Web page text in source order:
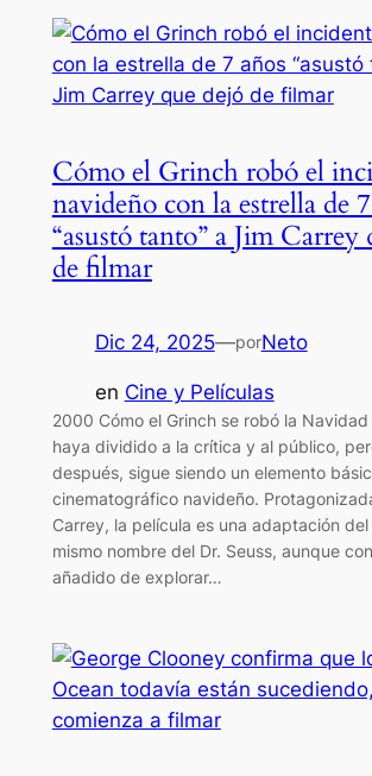
Cómo el Grinch robó el
navideño con la estrella de
“asustó tanto” a Jim Carrey
de filmar
Dic 24, 2025—porNeto
en Cine y Películas
2000 Cómo el Grinch se robó la
haya dividido a la crítica y al público,
después, sigue siendo un elemento
cinematográfico navideño.
Carrey, la película es una adaptación
mismo nombre del Dr. Seuss, aunque
añadido de explorar…